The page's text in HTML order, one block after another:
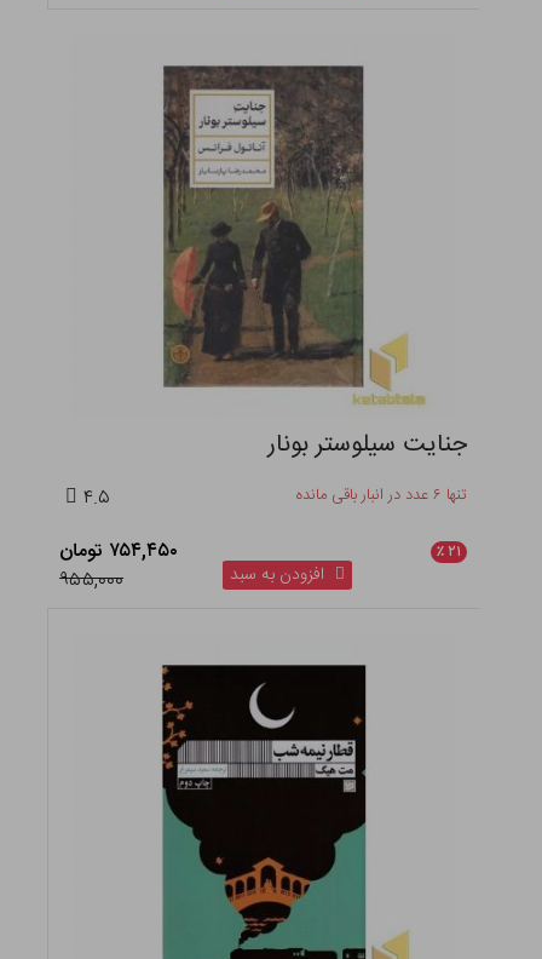
جنایت سیلوستر بونار
تنها ۶ عدد در انبار باقی مانده ۴.۵
۲۱ ٪
۷۵۴,۴۵۰ تومان
۹۵۵,۰۰۰
افزودن به سبد